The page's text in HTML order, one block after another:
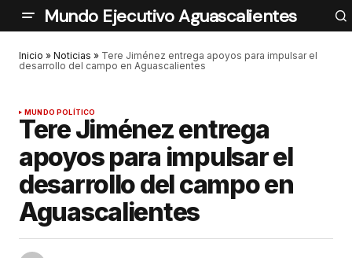
Mundo Ejecutivo Aguascalientes
Inicio » Noticias » Tere Jiménez entrega apoyos para impulsar el
desarrollo del campo en Aguascalientes
MUNDO POLÍTICO
Tere Jiménez entrega
apoyos para impulsar el
desarrollo del campo en
Aguascalientes